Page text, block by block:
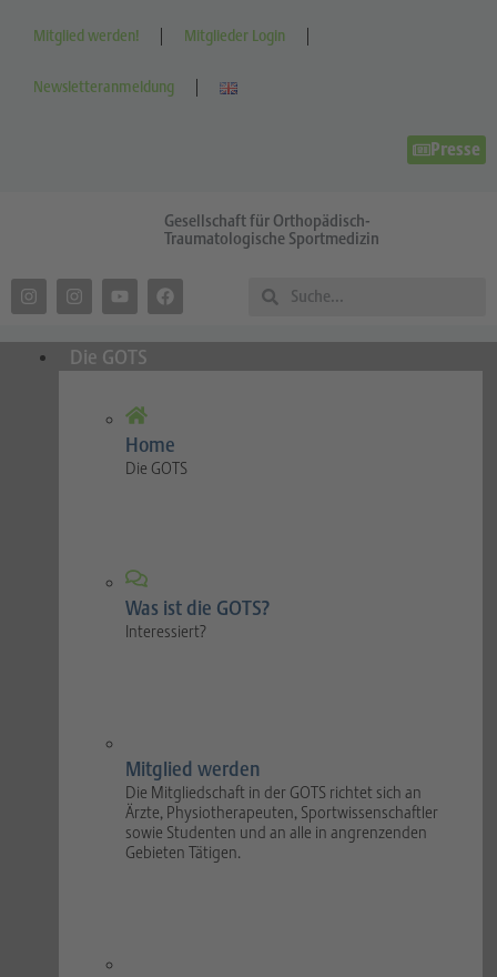
Mitglied werden! Mitglieder Login
Newsletteranmeldung
Presse
Gesellschaft für Orthopädisch-
Traumatologische Sportmedizin
Die GOTS
Home
Die GOTS
Was ist die GOTS?
Interessiert?
Mitglied werden
Die Mitgliedschaft in der GOTS richtet sich an
Ärzte, Physiotherapeuten, Sportwissenschaftler
sowie Studenten und an alle in angrenzenden
Gebieten Tätigen.